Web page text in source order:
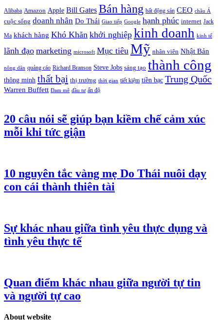
Alibaba Amazon Apple Bill Gates Bán hàng bất động sản CEO châu Á
cuộc sống doanh nhân Do Thái Giao tiếp Google hạnh phúc internet Jack
Ma khách hàng Khó Khăn khởi nghiệp kinh doanh kinh tế
lãnh đạo marketing microsoft Mục tiêu Mỹ nhân viên Nhật Bản
nông dân quảng cáo Richard Branson Steve Jobs sáng tạo thành công
thông minh thất bại thị trường thời gian tiết kiệm tiền bạc Trung Quốc
Warren Buffett Đam mê đầu tư ấn độ
20 câu nói sẽ giúp bạn kiềm chế cảm xúc
mỗi khi tức giận
10 nguyên tắc vàng mẹ Do Thái nuôi dạy
con cái thành thiên tài
Sự khác nhau giữa tình yêu thực dụng và
tình yêu thực tế
Quan điểm khác nhau giữa người tự tin
và người tự cao
About website